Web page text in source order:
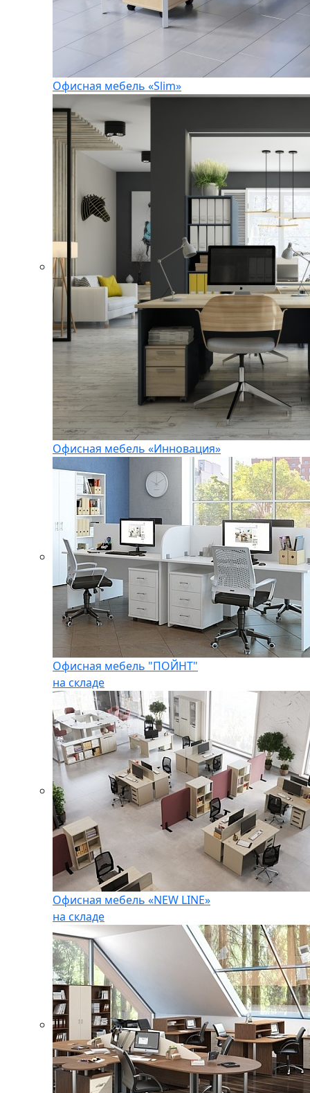
Офисная мебель «Slim»
Офисная мебель «Инновация»
Офисная мебель "ПОЙНТ"
на складе
Офисная мебель «NEW LINE»
на складе